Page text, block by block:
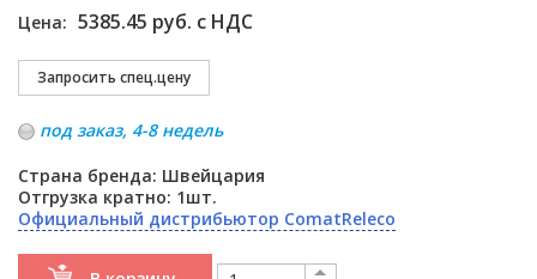
Цена: 5385.45 руб. с НДС
под заказ, 4-8 недель
Страна бренда: Швейцария
Отгрузка кратно: 1шт.
Официальный дистрибьютор ComatReleco